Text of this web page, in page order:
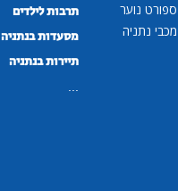
ספורט נוער
מכבי נתניה
תרבות לילדים
מסעדות בנתניה
תיירות בנתניה
...